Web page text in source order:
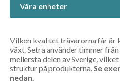
Våra enheter
Vilken kvalitet trävarorna får är
växt. Setra använder timmer
mellersta delen av Sverige,
struktur på produkterna.Se
nedan.